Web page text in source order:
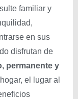
familiar y
en sus
disfrutan de
permanente y
el lugar al